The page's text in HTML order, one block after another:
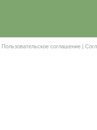
Пользовательское соглашение |